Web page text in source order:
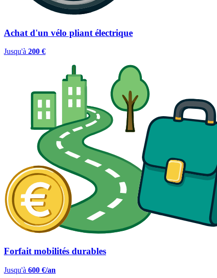
Achat d'un vélo pliant électrique
Jusqu'à 200 €
Forfait mobilités durables
Jusqu'à 600 €/an